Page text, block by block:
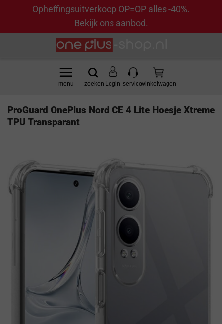
Opheffingsuitverkoop OP=OP alles -40%.
Bekijk ons aanbod.
Login
ProGuard OnePlus Nord CE 4 Lite Hoesje Xtreme
TPU Transparant